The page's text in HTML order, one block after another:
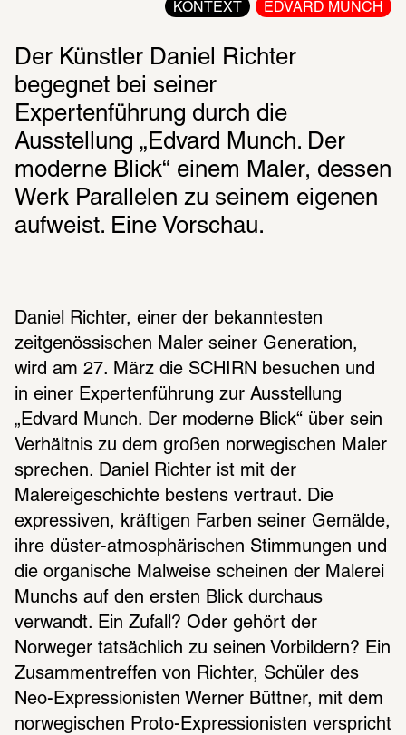
KONTEXT EDVARD MUNCH
Der Künstler Daniel Richter
begegnet bei seiner
Expertenführung durch die
Ausstellung „Edvard Munch. Der
moderne Blick“ einem Maler, dessen
Werk Parallelen zu seinem eigenen
aufweist. Eine Vorschau.
Daniel Richter, einer der bekanntesten
zeitgenössischen Maler seiner Generation,
wird am 27. März die SCHIRN besuchen und
in einer Expertenführung zur Ausstellung
„Edvard Munch. Der moderne Blick“ über sein
Verhältnis zu dem großen norwegischen Maler
sprechen. Daniel Richter ist mit der
Malereigeschichte bestens vertraut. Die
expressiven, kräftigen Farben seiner Gemälde,
ihre düster-atmosphärischen Stimmungen und
die organische Malweise scheinen der Malerei
Munchs auf den ersten Blick durchaus
verwandt. Ein Zufall? Oder gehört der
Norweger tatsächlich zu seinen Vorbildern? Ein
Zusammentreffen von Richter, Schüler des
Neo-Expressionisten Werner Büttner, mit dem
norwegischen Proto-Expressionisten verspricht